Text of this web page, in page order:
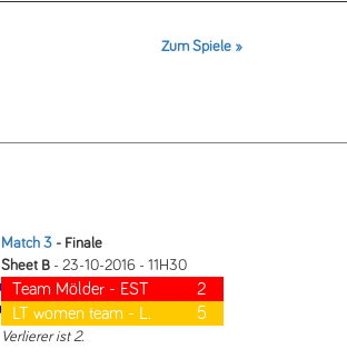
Zum Spiele »
Match 3 - Finale
Sheet B - 23-10-2016 - 11H30
Team Mölder - EST
2
LT women team - L.
5
Verlierer ist 2.